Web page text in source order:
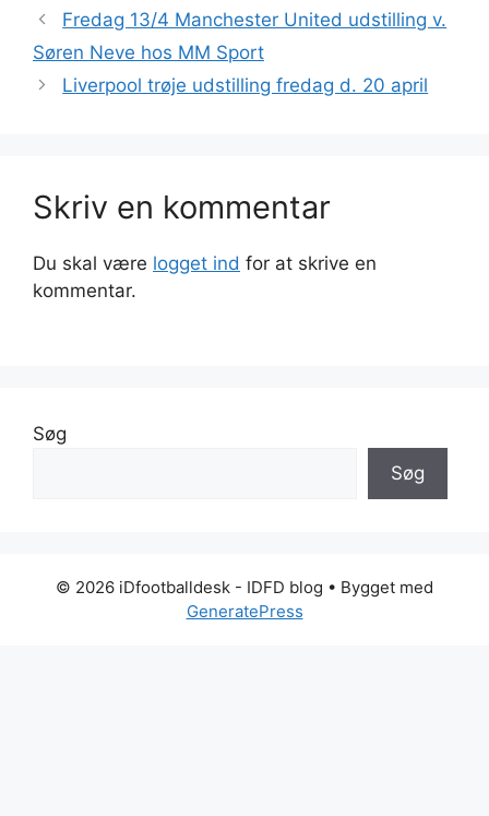
Fredag 13/4 Manchester United udstilling v.
Søren Neve hos MM Sport
Liverpool trøje udstilling fredag d. 20 april
Skriv en kommentar
Du skal være logget ind for at skrive en
kommentar.
Søg
Søg
© 2026 iDfootballdesk - IDFD blog • Bygget med
GeneratePress